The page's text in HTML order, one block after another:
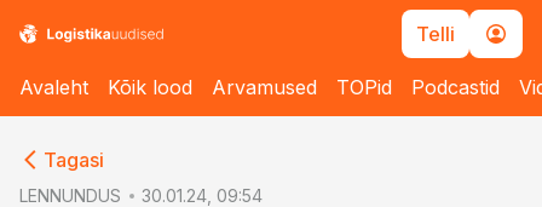
Telli
Avaleht Kõik lood Arvamused TOPid Podcastid
Tagasi
LENNUNDUS 30.01.24, 09:54